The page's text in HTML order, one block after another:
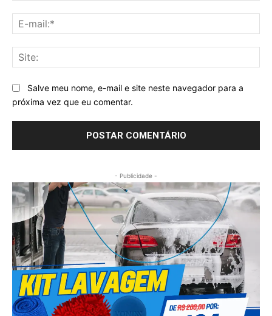
Salve meu nome, e-mail e site neste navegador para a
próxima vez que eu comentar.
- Publicidade -